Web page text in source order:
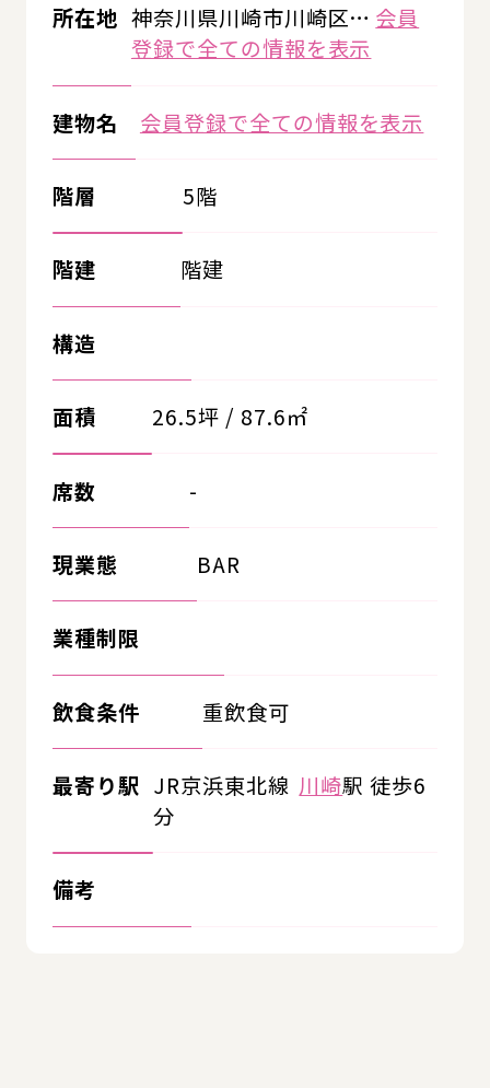
所在地 神奈川県川崎市川崎区… 会員
登録で全ての情報を表示
建物名 会員登録で全ての情報を表示
階層 5階
階建 階建
構造
面積 26.5坪 / 87.6㎡
席数 -
現業態 BAR
業種制限
飲食条件 重飲食可
最寄り駅 JR京浜東北線 川崎駅 徒歩6
分
備考